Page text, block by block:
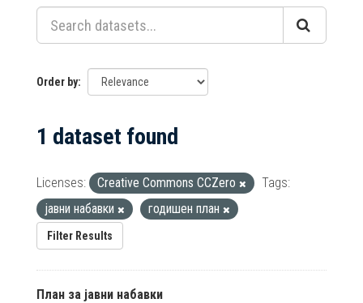
Order by
1 dataset found
Licenses: Creative Commons CCZero
Tags:
јавни набавки
годишен план
Filter Results
План за јавни набавки